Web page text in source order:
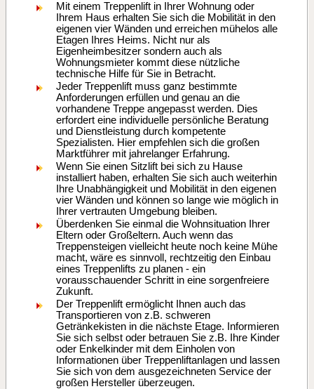
Mit einem Treppenlift in Ihrer Wohnung oder
Ihrem Haus erhalten Sie sich die Mobilität in den
eigenen vier Wänden und erreichen mühelos alle
Etagen Ihres Heims. Nicht nur als
Eigenheimbesitzer sondern auch als
Wohnungsmieter kommt diese nützliche
technische Hilfe für Sie in Betracht.
Jeder Treppenlift muss ganz bestimmte
Anforderungen erfüllen und genau an die
vorhandene Treppe angepasst werden. Dies
erfordert eine individuelle persönliche Beratung
und Dienstleistung durch kompetente
Spezialisten. Hier empfehlen sich die großen
Marktführer mit jahrelanger Erfahrung.
Wenn Sie einen Sitzlift bei sich zu Hause
installiert haben, erhalten Sie sich auch weiterhin
Ihre Unabhängigkeit und Mobilität in den eigenen
vier Wänden und können so lange wie möglich in
Ihrer vertrauten Umgebung bleiben.
Überdenken Sie einmal die Wohnsituation Ihrer
Eltern oder Großeltern. Auch wenn das
Treppensteigen vielleicht heute noch keine Mühe
macht, wäre es sinnvoll, rechtzeitig den Einbau
eines Treppenlifts zu planen - ein
vorausschauender Schritt in eine sorgenfreiere
Zukunft.
Der Treppenlift ermöglicht Ihnen auch das
Transportieren von z.B. schweren
Getränkekisten in die nächste Etage. Informieren
Sie sich selbst oder betrauen Sie z.B. Ihre Kinder
oder Enkelkinder mit dem Einholen von
Informationen über Treppenliftanlagen und lassen
Sie sich von dem ausgezeichneten Service der
großen Hersteller überzeugen.